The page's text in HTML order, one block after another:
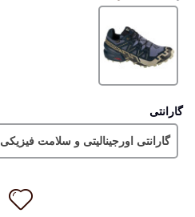
گارانتی
گارانتی اورجینالیتی و سلامت فیزیکی